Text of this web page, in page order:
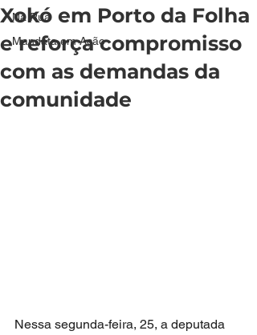
Na Rua
Mandata em Ação
Xokó em Porto da Folha
e reforça compromisso
com as demandas da
comunidade
Nessa segunda-feira, 25, a deputada